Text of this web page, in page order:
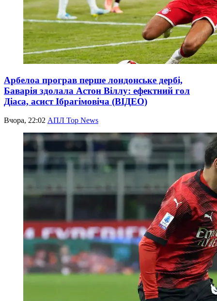
Арбелоа програв перше лондонське дербі,
Баварія здолала Астон Віллу: ефектний гол
Діаса, асист Ібрагімовіча (ВІДЕО)
Вчора, 22:02 АПЛ Top News